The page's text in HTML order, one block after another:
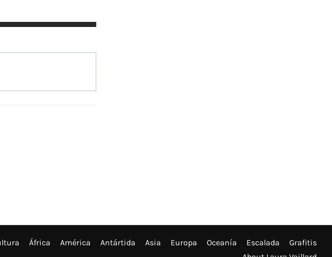
África América Antártida Asia Europa Oceanía Escalada
Grafitis